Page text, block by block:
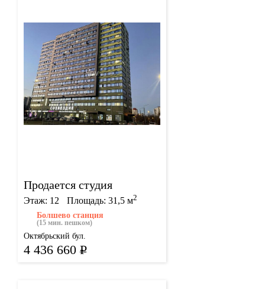
Продается студия
Этаж: 12 Площадь: 31,5 м2
Болшево станция
(15 мин. пешком)
Октябрьский бул.
4 436 660Р